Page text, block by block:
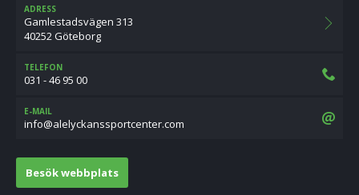
ADRESS
Gamlestadsvägen 313
40252 Göteborg
TELEFON
031 - 46 95 00
E-MAIL
moc.retnectropssnakcylela@ofni
Besök webbplats